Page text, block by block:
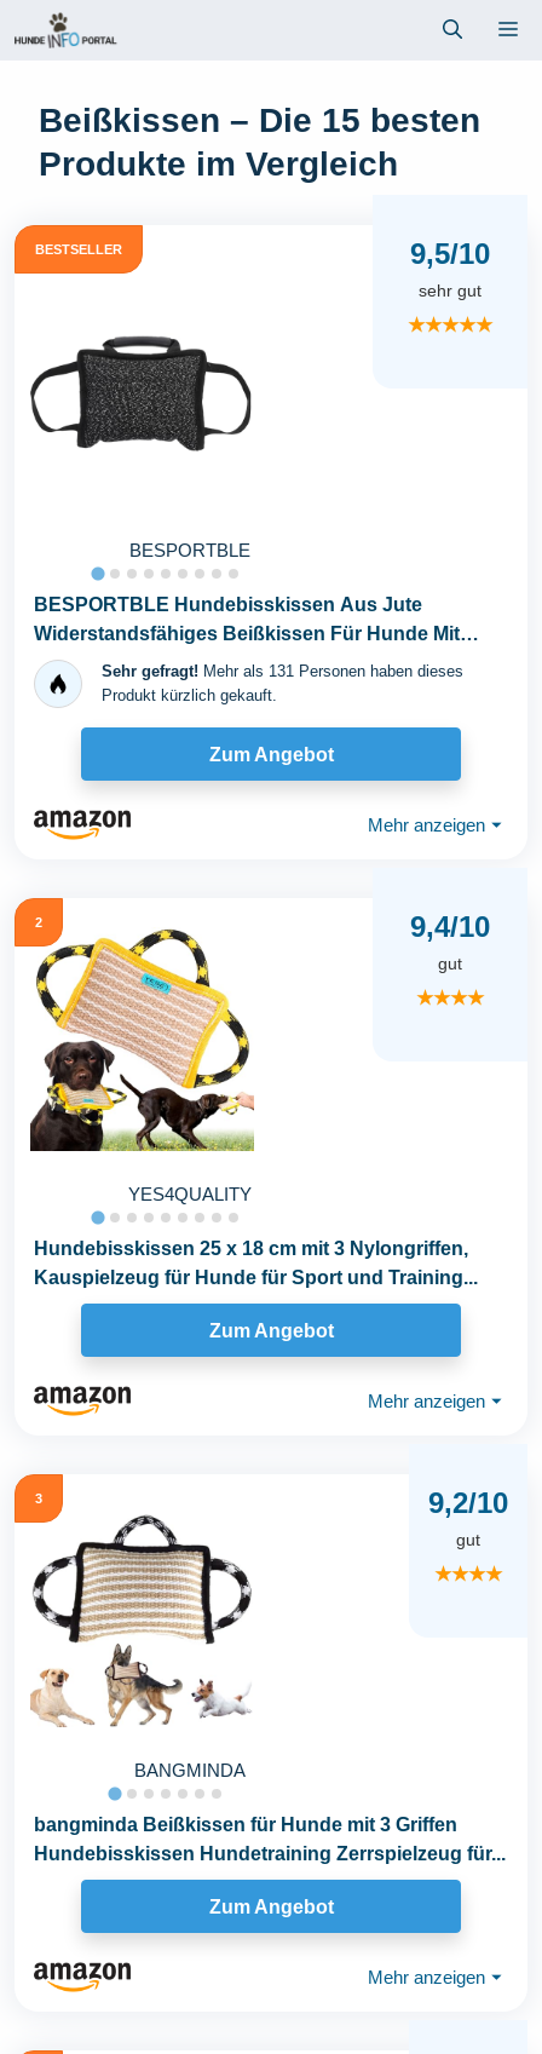
Inhalt
Beißkissen – Die 15 besten
Produkte im Vergleich
BESTSELLER
BESPORTBLE
9,5/10
sehr gut
★★★★★
BESPORTBLE Hundebisskissen Aus Jute
Widerstandsfähiges Beißkissen Für Hunde Mit
Griffen...Sehr gefragt! Mehr als 131 Personen haben dieses
Produkt kürzlich gekauft.
Zum Angebot
Mehr anzeigen ⏷
2
YES4QUALITY
9,4/10
gut
★★★★
Hundebisskissen 25 x 18 cm mit 3 Nylongriffen,
Kauspielzeug für Hunde für Sport und Training...
Zum Angebot
Mehr anzeigen ⏷
3
BANGMINDA
9,2/10
gut
★★★★
bangminda Beißkissen für Hunde mit 3 Griffen
Hundebisskissen Hundetraining Zerrspielzeug für...
Zum Angebot
Mehr anzeigen ⏷